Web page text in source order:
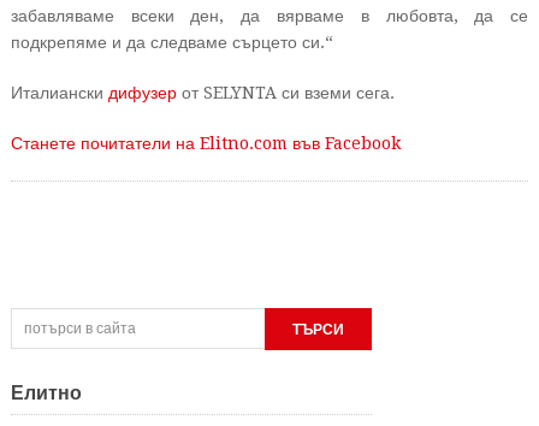
забавляваме всеки ден, да вярваме в любовта, да се
подкрепяме и да следваме сърцето си.“
Италиански дифузерот SELYNTA си вземи сега.
Станете почитатели на Elitno.com във Facebook
Елитно